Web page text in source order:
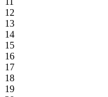
12
13
14
15
16
17
18
19